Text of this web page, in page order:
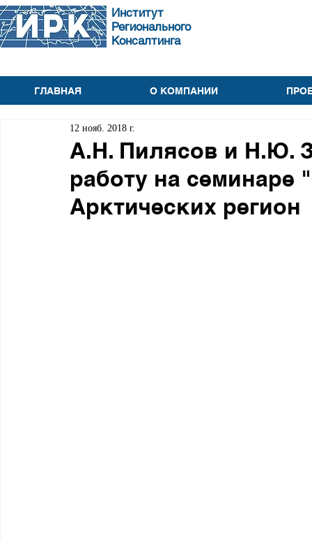
Институт
Регионального
Консалтинга
ГЛАВНАЯ О КОМПАНИИ
А.Н. Пилясов и Н.Ю.
работу на семинаре
Арктических регион
12 нояб. 2018 г.